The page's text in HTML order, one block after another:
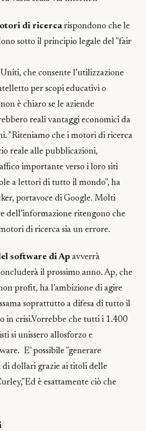
di ricercarispondono che le
sotto il principio legale del "fair
che consente l’utilizzazione
per scopi educativi o
è chiaro se le aziende
reali vantaggi economici da
"Riteniamo che i motori di ricerca
reale alle pubblicazioni,
importante verso i loro siti
a lettori di tutto il mondo", ha
portavoce di Google. Molti
dell’informazione ritengono che
di ricerca sia un errore.
software di Ap avverrà
il prossimo anno. Ap, che
profit, ha l’ambizione di agire
soprattutto a difesa di tutto il
in crisi.Vorrebbe che tutti i 1.400
si unissero allosforzo e
E’ possibile "generare
dollari grazie ai titoli delle
è esattamente ciò che